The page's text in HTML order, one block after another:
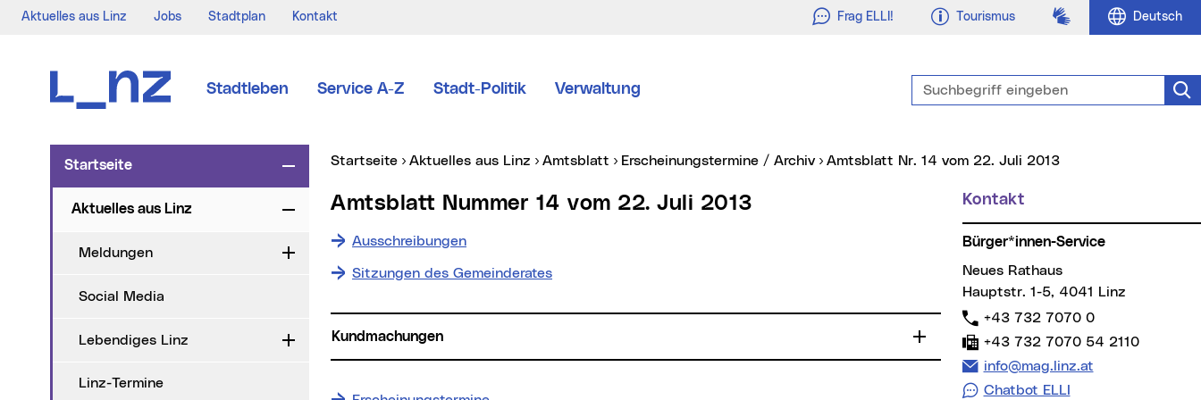
Aktuelles aus Linz Jobs Stadtplan Kontakt Frag ELLI! Tourismus Gebärdensprache
Deutsch
Stadtleben Service A-Z Stadt-Politik Verwaltung Suchbegriff eingeben
Startseite Zuklappen
Aktuelles aus Linz Zuklappen
Meldungen Aufklappen
Social Media
Lebendiges Linz Aufklappen
Linz-Termine
Sie sind hier:
Startseite Aktuelles aus Linz Amtsblatt Erscheinungstermine / Archiv Amtsblatt Nr. 14 vom 22. Juli 2013
Amtsblatt Nummer 14 vom 22. Juli 2013
Ausschreibungen
Sitzungen des Gemeinderates
Kundmachungen
Weitere Informationen
Kontakt
Bürger*innen-Service
Neues Rathaus
Hauptstr. 1-5, 4041 Linz
Telefon:
+43 732 7070 0
Fax:
+43 732 7070 54 2110
E-Mail Adresse:
info@mag.linz.at
Chatbot ELLI